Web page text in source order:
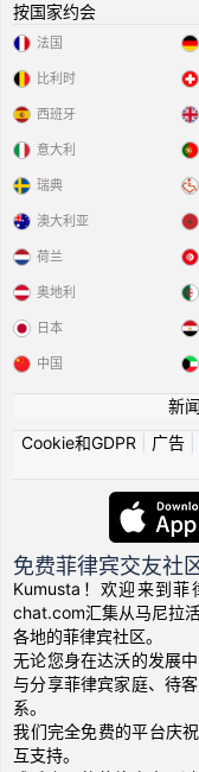
按国家约会
法国
比利时
西班牙
意大利
瑞典
澳大利亚
荷兰
奥地利
日本
中国
新闻
Cookie和GDPR
广告|
免费菲律宾交友社
Kumusta！欢迎来到
chat.com汇集从马尼拉
各地的菲律宾社区。
无论您身在达沃的发展
与分享菲律宾家庭、待
系。
我们完全免费的平台庆
互支持。